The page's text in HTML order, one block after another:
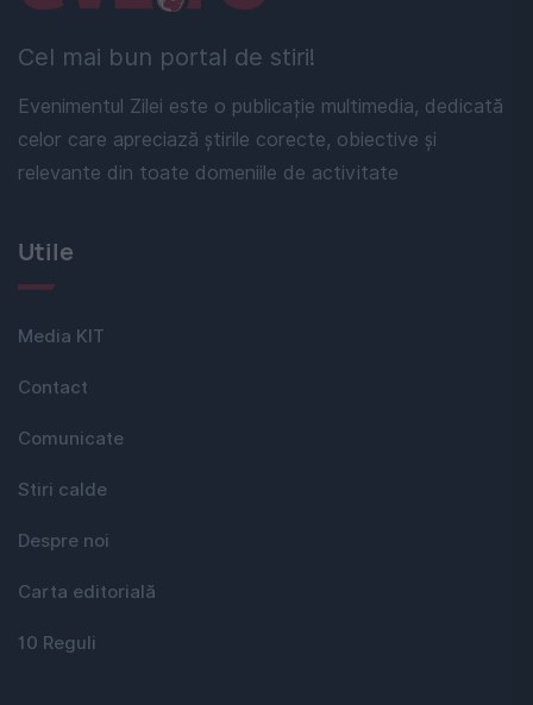
Cel mai bun portal de stiri!
Evenimentul Zilei este o publicație multimedia, dedicată
celor care apreciază știrile corecte, obiective și
relevante din toate domeniile de activitate
Utile
Media KIT
Contact
Comunicate
Stiri calde
Despre noi
Carta editorială
10 Reguli